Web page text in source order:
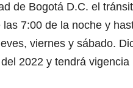
de Bogotá D.C. el
7:00 de la noche y
viernes y sábado.
2022 y tendrá